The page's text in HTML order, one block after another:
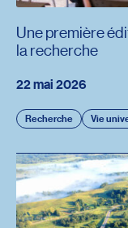
22 mai 2026
Recherche Vie
Une première
la recherche